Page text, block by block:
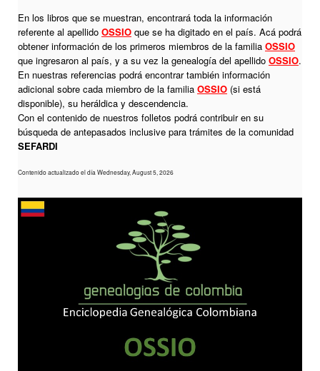
En los libros que se muestran, encontrará toda la información
referente al apellido OSSIO que se ha digitado en el país. Acá podrá
obtener información de los primeros miembros de la familia OSSIO
que ingresaron al país, y a su vez la genealogía del apellido OSSIO.
En nuestras referencias podrá encontrar también información
adicional sobre cada miembro de la familia OSSIO (si está
disponible), su heráldica y descendencia.
Con el contenido de nuestros folletos podrá contribuir en su
búsqueda de antepasados inclusive para trámites de la comunidad
SEFARDI
Contenido actualizado el día Wednesday, August 5, 2026